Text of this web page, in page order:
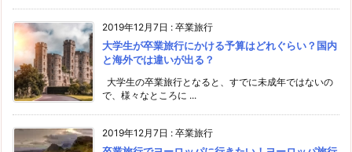
2019年12月7日 : 卒業旅行
大学生が卒業旅行にかける予算はどれぐらい？国内
と海外では違いが出る？
大学生の卒業旅行となると、すでに未成年ではないの
で、様々なところに ...
2019年12月7日 : 卒業旅行